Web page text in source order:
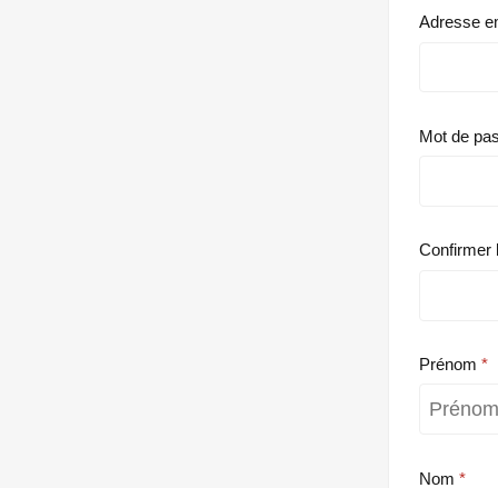
Adresse
Mot de
Confirmer
Prénom
Nom